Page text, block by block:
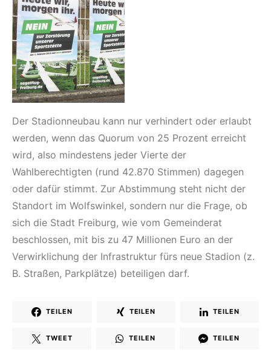
Der Stadionneubau kann nur verhindert oder erlaubt
werden, wenn das Quorum von 25 Prozent erreicht
wird, also mindestens jeder Vierte der
Wahlberechtigten (rund 42.870 Stimmen) dagegen
oder dafür stimmt. Zur Abstimmung steht nicht der
Standort im Wolfswinkel, sondern nur die Frage, ob
sich die Stadt Freiburg, wie vom Gemeinderat
beschlossen, mit bis zu 47 Millionen Euro an der
Verwirklichung der Infrastruktur fürs neue Stadion (z.
B. Straßen, Parkplätze) beteiligen darf.
TEILEN TEILEN TEILEN
TWEET TEILEN TEILEN